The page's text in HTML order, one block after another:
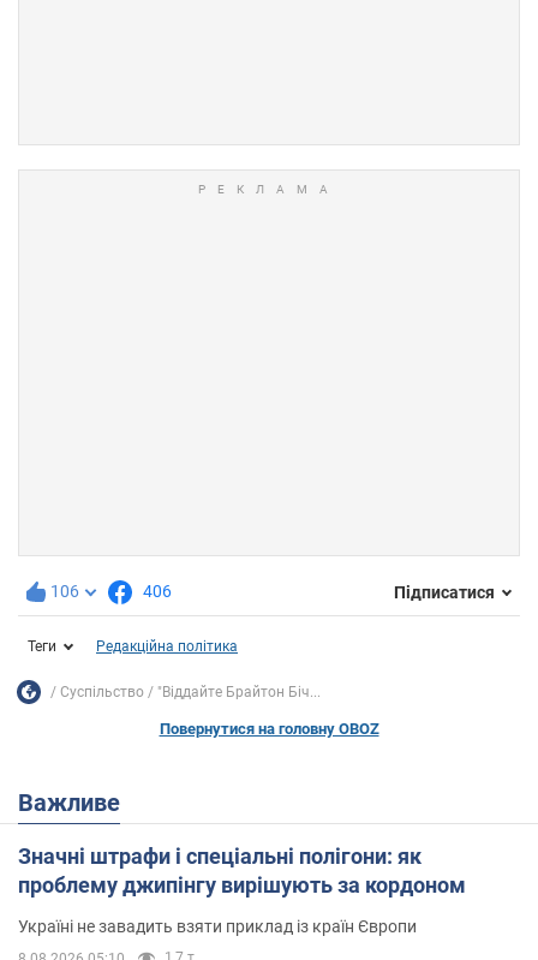
106 406 Підписатися
Теги Редакційна політика
Суспільство "Віддайте Брайтон Біч...
Повернутися на головну OBOZ
Важливе
Значні штрафи і спеціальні полігони: як
проблему джипінгу вирішують за кордоном
Україні не завадить взяти приклад із країн Європи